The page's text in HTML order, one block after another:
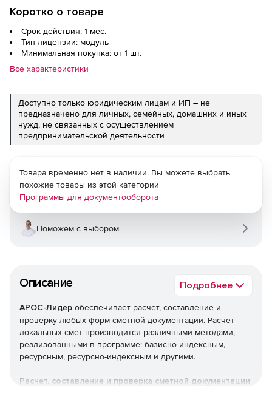
Коротко о товаре
Срок действия: 1 мес.
Тип лицензии: модуль
Минимальная покупка: от 1 шт.
Все характеристики
Доступно только юридическим лицам и ИП – не
предназначено для личных, семейных, домашних и иных
нужд, не связанных с осуществлением
предпринимательской деятельности
Описание Подробнее
АРОС-Лидер обеспечивает расчет, составление и
проверку любых форм сметной документации. Расчет
локальных смет производится различными методами,
реализованными в программе: базисно-индексным,
ресурсным, ресурсно-индексным и другими.
Расчет, составление и проверка сметной документации
Товара временно нет в наличии. Вы можете выбрать
похожие товары из этой категории
Программы для документооборота
Поможем с выбором